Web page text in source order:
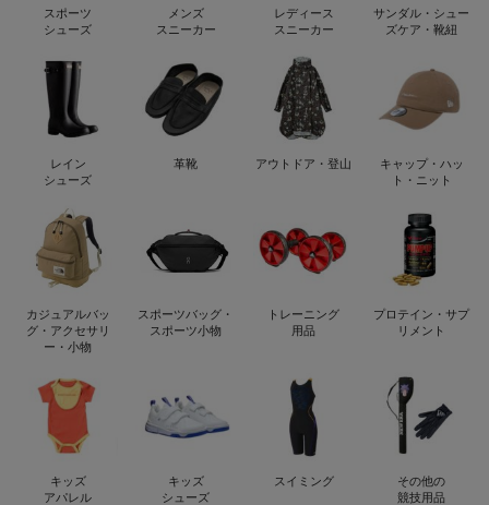
スポーツ
シューズ
メンズ
スニーカー
レディース
スニーカー
サンダル・シュー
ズケア・靴紐
レイン
シューズ
革靴 アウトドア・登山
キャップ・ハッ
ト・ニット
カジュアルバッ
グ・アクセサリ
ー・小物
スポーツバッグ・
スポーツ小物
トレーニング
用品
プロテイン・サプ
リメント
キッズ
アパレル
キッズ
シューズ
スイミング
その他の
競技用品